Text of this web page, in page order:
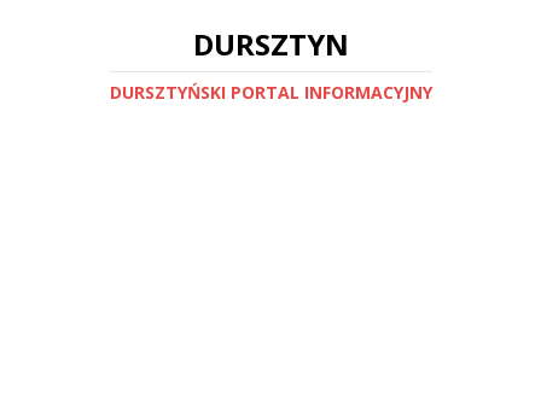
DURSZTYN
DURSZTYŃSKI PORTAL INFORMACYJNY